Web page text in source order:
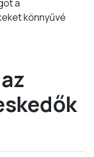
a
könnyűvé